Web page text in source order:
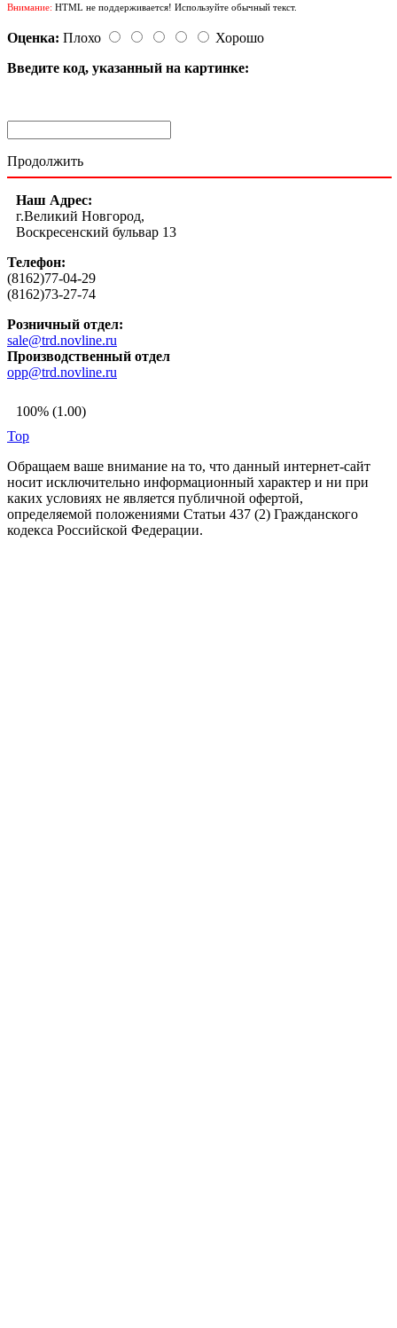
Внимание: HTML не поддерживается! Используйте обычный текст.
Оценка: Плохо
Хорошо
Введите код, указанный на картинке:
Продолжить
Наш Адрес:
г.Великий Новгород,
Воскресенский бульвар 13
Телефон:
(8162)77-04-29
(8162)73-27-74
Розничный отдел:
sale@trd.novline.ru
Производственный отдел
opp@trd.novline.ru
100% (1.00)
Top
Обращаем ваше внимание на то, что данный интернет-сайт
носит исключительно информационный характер и ни при
каких условиях не является публичной офертой,
определяемой положениями Статьи 437 (2) Гражданского
кодекса Российской Федерации.